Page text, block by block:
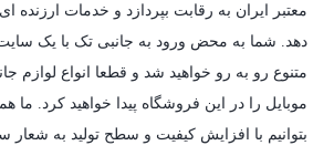
معتبر ایران به رقابت بپردازد و خدمات ارزنده
دهد. شما به محض ورود به جانبی تک با یک
متنوع رو به رو خواهید شد و قطعا انواع لوازم
موبایل را در این فروشگاه پیدا خواهید کرد. ما
بتوانیم با افزایش کیفیت و سطح تولید به شعار